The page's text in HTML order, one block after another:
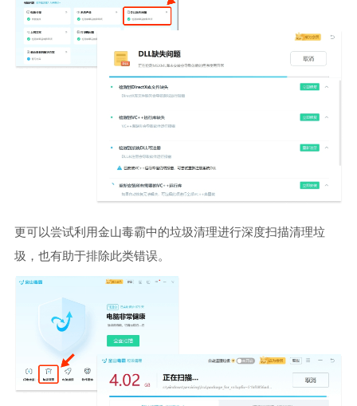
更可以尝试利用金山毒霸中的垃圾清理进行深度扫描清理垃
圾，也有助于排除此类错误。